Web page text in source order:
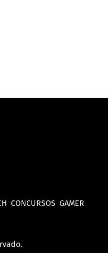
CONCURSOS GAMER